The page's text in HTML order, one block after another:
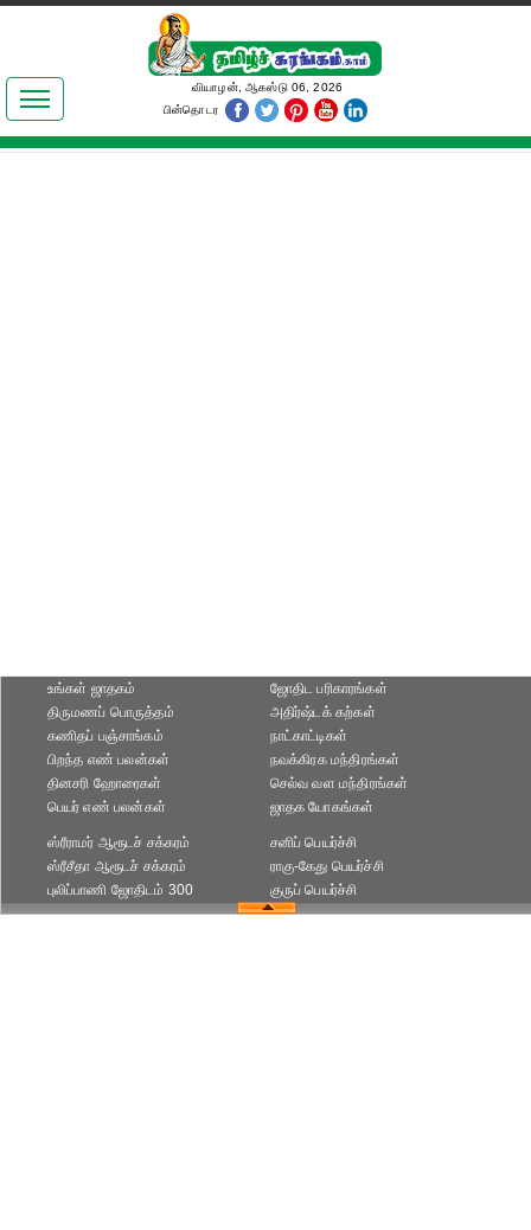
இலக்கியங்கள்
தமிழ் உலகம்
வியாழன், ஆகஸ்டு 06, 2026
பின்தொடர
உங்கள் ஜாதகம்
திருமணப் பொருத்தம்
கணிதப் பஞ்சாங்கம்
ஜோதிட ப‌ரிகார‌ங்க‌ள்
அதிர்ஷ்டக் கற்கள்
நாட்காட்டிகள்
பிறந்த எண் பலன்கள்
தினசரி ஹோரைகள்
பெயர் எண் பலன்கள்
நவக்கிரக மந்திரங்கள்
செல்வ வள மந்திரங்கள்
ஜாதக யோகங்கள்
ஸ்ரீராமர் ஆரூடச் சக்கரம்
ஸ்ரீசீதா ஆரூடச் சக்கரம்
புலிப்பாணி ஜோதிடம் 300
சனிப் பெயர்ச்சி
ராகு-கேது பெயர்ச்சி
குருப் பெயர்ச்சி